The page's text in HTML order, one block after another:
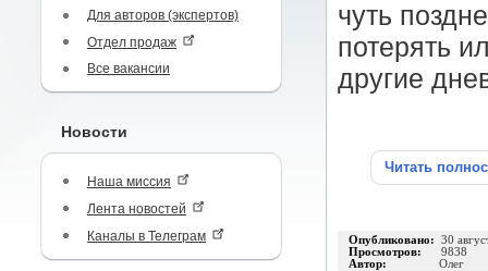
Для авторов (экспертов)
Отдел продаж
Все вакансии
Новости
Наша миссия
Лента новостей
Каналы в Телеграм
чуть
потерять
другие
Читать
Опубликовано: 30
Просмотров: 9838
Автор: Олег